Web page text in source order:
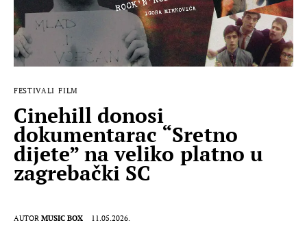
FILM
MUSIC BOX
FESTIVALI FILM
Cinehill donosi
dokumentarac “Sretno
dijete” na veliko platno u
zagrebački SC
AUTOR MUSIC BOX 11.05.2026.